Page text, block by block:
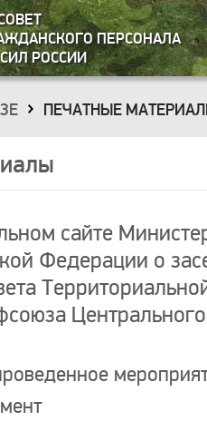
ПЕРСОНАЛА
РОССИИ
ПЕЧАТНЫЕ
сайте
Федерации о